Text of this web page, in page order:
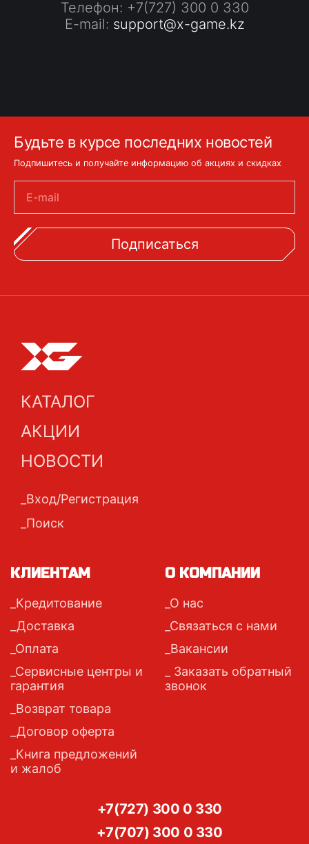
Телефон: +7(727) 300 0 330
E-mail: support@x-game.kz
Будьте в курсе последних новостей
Подпишитесь и получайте информацию об акциях и скидках
E-mail
Подписаться
КАТАЛОГ
АКЦИИ
НОВОСТИ
Вход/Регистрация
Поиск
КЛИЕНТАМ
Кредитование
Доставка
Оплата
Сервисные центры и
гарантия
Возврат товара
Договор оферта
Книга предложений
и жалоб
О КОМПАНИИ
О нас
Связаться с нами
Вакансии
Заказать обратный
звонок
+7(727) 300 0 330
+7(707) 300 0 330